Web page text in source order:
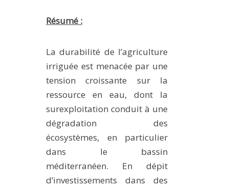
Résumé :
La durabilité de l’agriculture
irriguée est menacée par une
tension croissante sur la
ressource en eau, dont la
surexploitation conduit à une
dégradation des
écosystèmes, en particulier
dans le bassin
méditerranéen. En dépit
d’investissements dans des